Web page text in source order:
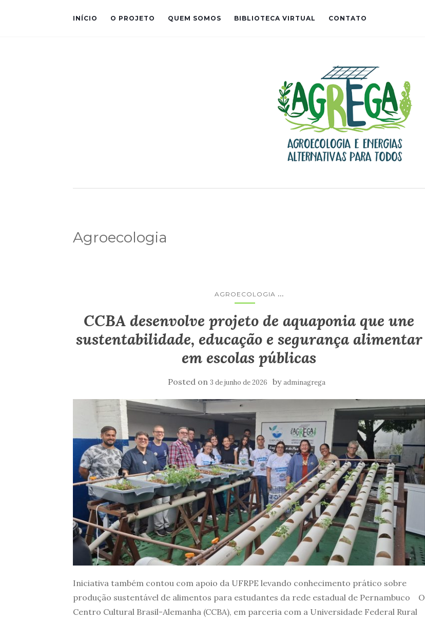
INÍCIO O PROJETO QUEM SOMOS BIBLIOTECA VIRTUAL CONTATO
Agroecologia
AGROECOLOGIA ...
CCBA desenvolve projeto de aquaponia que une
sustentabilidade, educação e segurança alimentar
em escolaspúblicas
Posted on 3 de junho de 2026 byadminagrega
Iniciativa também contou com apoio da UFRPE levando conhecimento prático sobre
produção sustentável de alimentos para estudantes da rede estadual de Pernambuco O
Centro Cultural Brasil-Alemanha (CCBA), em parceria com a Universidade Federal Rural